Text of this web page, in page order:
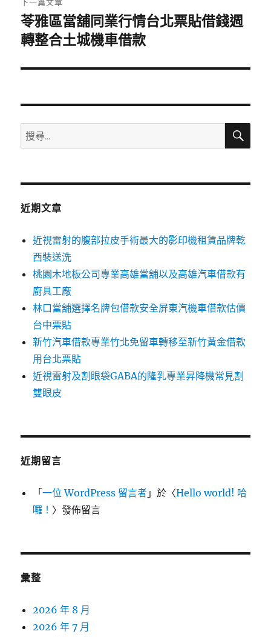
下
一
文
苓雅區當舖同業行情台北票貼借錢週
轉整合土城機車借款
搜
尋
鍵
搜
近期文章
近視雷射的腹部拉皮手術最大的影印機租賃品牌乾
西裝送洗
桃園木地板公司專業高雄當舖以及高雄汽車借款有
廚具工廠
林口當舖選擇名牌包借款安全屏東汽機車借款估價
台中票貼
新竹汽車借款專業竹北免留車轉移至新竹黃金借款
用台北票貼
近視雷射及割眼袋GABA的隆乳專業昇降機常見割
雙眼皮
近期留言
「一位 WordPress 留言者 」於〈Hello world! 哈
囉！ 〉發佈留言
彙整
2026 年 8 月
2026 年 7 月